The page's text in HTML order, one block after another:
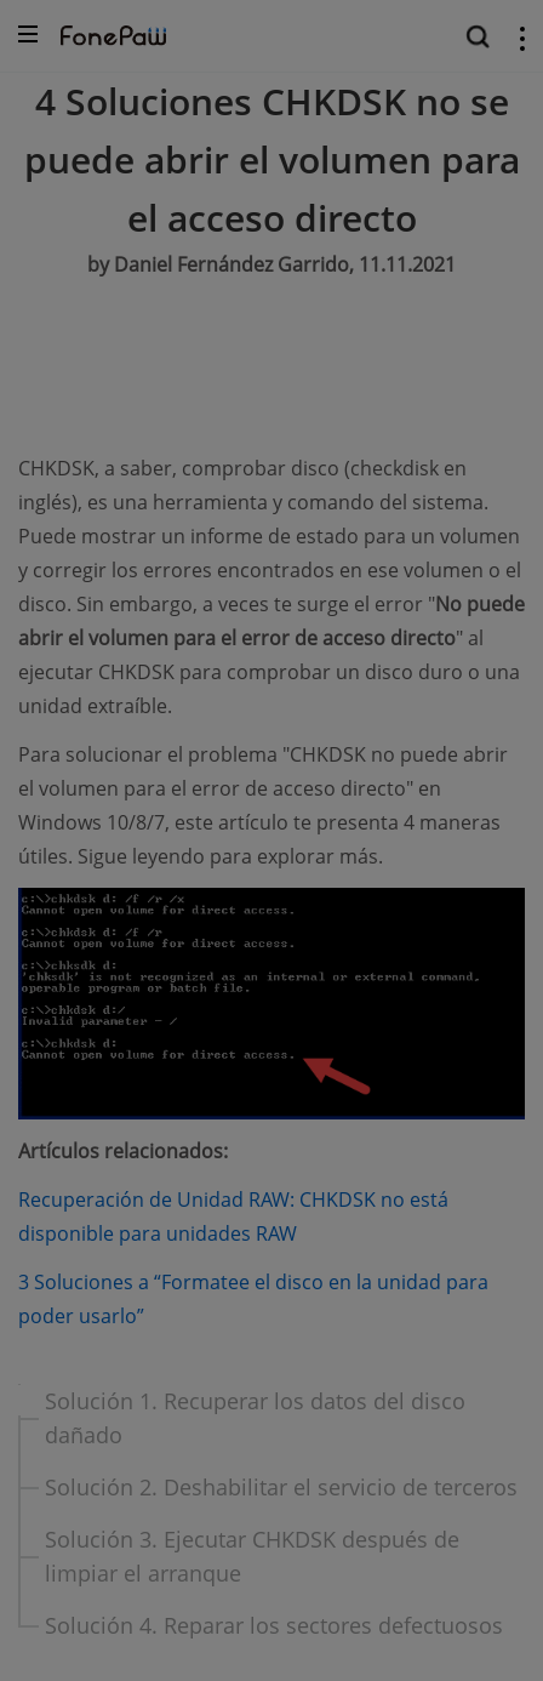
4 Soluciones CHKDSK no se
puede abrir el volumen para
el acceso directo
by Daniel Fernández Garrido, 11.11.2021
CHKDSK, a saber, comprobar disco (checkdisk en
inglés), es una herramienta y comando del sistema.
Puede mostrar un informe de estado para un volumen
y corregir los errores encontrados en ese volumen o el
disco. Sin embargo, a veces te surge el error "No puede
abrir el volumen para el error de acceso directo" al
ejecutar CHKDSK para comprobar un disco duro o una
unidad extraíble.
Para solucionar el problema "CHKDSK no puede abrir
el volumen para el error de acceso directo" en
Windows 10/8/7, este artículo te presenta 4 maneras
útiles. Sigue leyendo para explorar más.
Artículos relacionados:
Recuperación de Unidad RAW: CHKDSK no está
disponible para unidades RAW(opens new window)
3 Soluciones a “Formatee el disco en la unidad para
poder usarlo”(opens new window)
Solución 1. Recuperar los datos del disco
dañado
Solución 2. Deshabilitar el servicio de terceros
Solución 3. Ejecutar CHKDSK después de
limpiar el arranque
Solución 4. Reparar los sectores defectuosos